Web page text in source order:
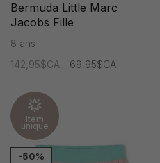
Bermuda Little Marc
Jacobs Fille
8 ans
142,95$CA
69,95$CA
Item
unique
-50%